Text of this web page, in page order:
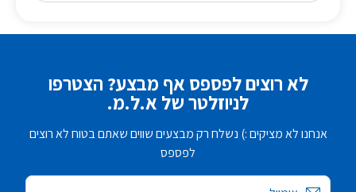
לא רוצים לפספס אף מבצע? הצטרפו
לניוזלטר של א.ל.מ.
אנחנו לא מציקים :) נשלח רק מבצעים שווים שאתם בטוח לא רוצים
לפספס
אימייל